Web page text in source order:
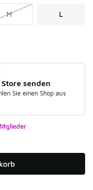
M L
senden
Sie einen Shop aus